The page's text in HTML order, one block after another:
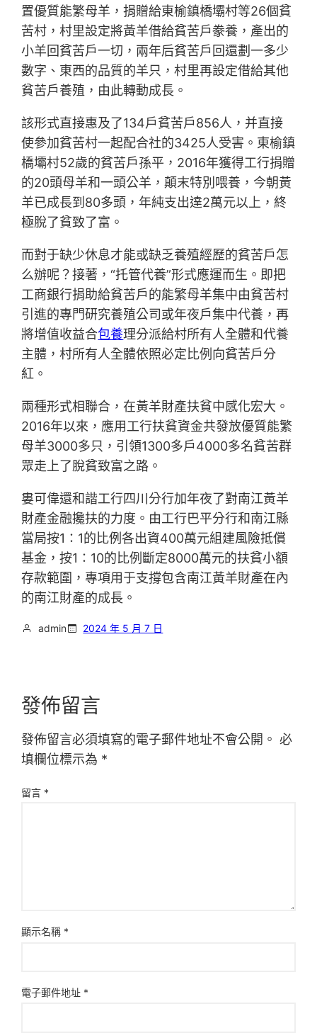
置優質能繁母羊，捐贈給東榆鎮橋壩村等26個貧
苦村，村里設定將黃羊借給貧苦戶豢養，產出的
小羊回貧苦戶一切，兩年后貧苦戶回還劃一多少
數字、東西的品質的羊只，村里再設定借給其他
貧苦戶養殖，由此轉動成長。
該形式直接惠及了134戶貧苦戶856人，并直接
使參加貧苦村一起配合社的3425人受害。東榆鎮
橋壩村52歲的貧苦戶孫平，2016年獲得工行捐贈
的20頭母羊和一頭公羊，顛末特別喂養，今朝黃
羊已成長到80多頭，年純支出達2萬元以上，終
極脫了貧致了富。
而對于缺少休息才能或缺乏養殖經歷的貧苦戶怎
么辦呢？接著，“托管代養”形式應運而生。即把
工商銀行捐助給貧苦戶的能繁母羊集中由貧苦村
引進的專門研究養殖公司或年夜戶集中代養，再
將增值收益合包養理分派給村所有人全體和代養
主體，村所有人全體依照必定比例向貧苦戶分
紅。
兩種形式相聯合，在黃羊財產扶貧中感化宏大。
2016年以來，應用工行扶貧資金共發放優質能繁
母羊3000多只，引領1300多戶4000多名貧苦群
眾走上了脫貧致富之路。
婁可偉還和諧工行四川分行加年夜了對南江黃羊
財產金融攙扶的力度。由工行巴平分行和南江縣
當局按1∶1的比例各出資400萬元組建風險抵償
基金，按1∶10的比例斷定8000萬元的扶貧小額
存款範圍，專項用于支撐包含南江黃羊財產在內
的南江財產的成長。
admin 2024 年 5 月 7 日
發佈留言
發佈留言必須填寫的電子郵件地址不會公開。 必
填欄位標示為 *
留言 *
顯示名稱 *
電子郵件地址 *